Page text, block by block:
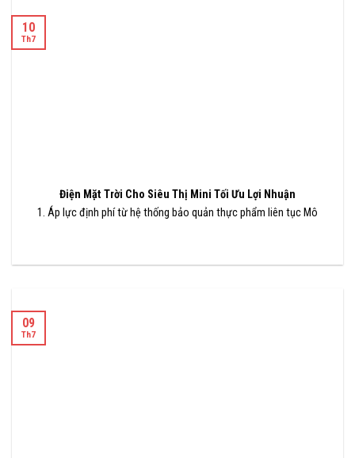
Điện Mặt Trời Cho Siêu Thị Mini Tối Ưu Lợi Nhuận
1. Áp lực định phí từ hệ thống bảo quản thực phẩm liên tục Mô
10
Th7
09
Th7